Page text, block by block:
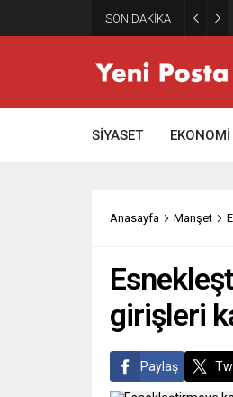
SON DAKİKA
SİYASET EKONOMİ
Anasayfa Manşet
girişleri
Paylaş